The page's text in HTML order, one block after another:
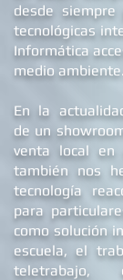
desde siempre
tecnológicas
Informática
medio ambiente.
En la
de un
venta local en
también nos
tecnología
para
como solución
escuela, el